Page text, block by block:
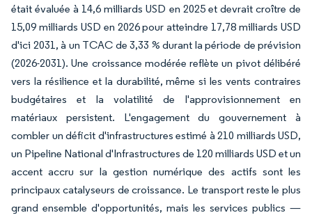
était évaluée à 14,6 milliards USD en 2025 et devrait croître de
15,09 milliards USD en 2026 pour atteindre 17,78 milliards USD
d'ici 2031, à un TCAC de 3,33 % durant la période de prévision
(2026-2031). Une croissance modérée reflète un pivot délibéré
vers la résilience et la durabilité, même si les vents contraires
budgétaires et la volatilité de l'approvisionnement en
matériaux persistent. L'engagement du gouvernement à
combler un déficit d'infrastructures estimé à 210 milliards USD,
un Pipeline National d'Infrastructures de 120 milliards USD et un
accent accru sur la gestion numérique des actifs sont les
principaux catalyseurs de croissance. Le transport reste le plus
grand ensemble d'opportunités, mais les services publics —